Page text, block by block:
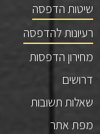
שיטות הדפסה
רעיונות להדפסה
מחירון הדפסות
דרושים
שאלות תשובות
מפת אתר